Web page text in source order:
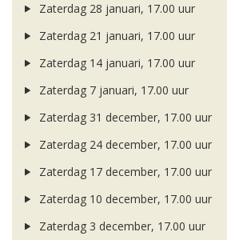
Zaterdag 28 januari, 17.00 uur
Zaterdag 21 januari, 17.00 uur
Zaterdag 14 januari, 17.00 uur
Zaterdag 7 januari, 17.00 uur
Zaterdag 31 december, 17.00 uur
Zaterdag 24 december, 17.00 uur
Zaterdag 17 december, 17.00 uur
Zaterdag 10 december, 17.00 uur
Zaterdag 3 december, 17.00 uur